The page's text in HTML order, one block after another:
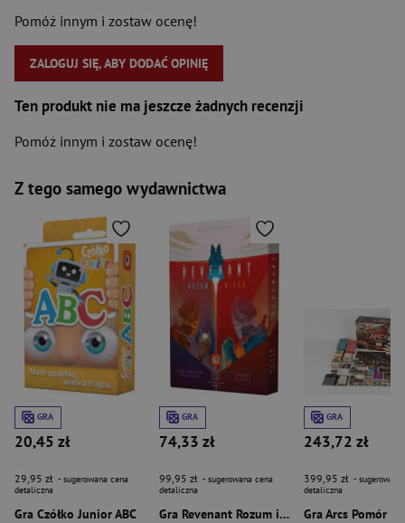
Pomóż innym i zostaw ocenę!
ZALOGUJ SIĘ, ABY DODAĆ OPINIĘ
Ten produkt nie ma jeszcze żadnych recenzji
Pomóż innym i zostaw ocenę!
Z tego samego wydawnictwa
GRA
20,45 zł
29,95 zł - sugerowana cena
detaliczna
Gra Czółko Junior ABC
GRA
74,33 zł
99,95 zł - sugerowana cena
detaliczna
Gra Revenant Rozum i wiara dodatek
GRA
243,72 zł
399,95 zł -
detaliczna